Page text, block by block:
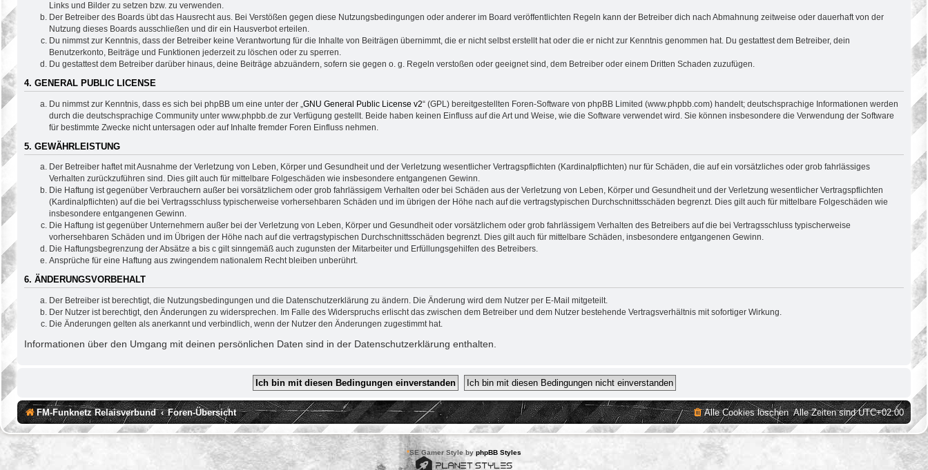
Links und Bilder zu setzen bzw. zu verwenden.
Der Betreiber des Boards übt das Hausrecht aus. Bei Verstößen gegen diese Nutzungsbedingungen oder anderer im Board veröffentlichten Regeln kann der Betreiber dich nach Abmahnung zeitweise oder dauerhaft von der
Nutzung dieses Boards ausschließen und dir ein Hausverbot erteilen.
Du nimmst zur Kenntnis, dass der Betreiber keine Verantwortung für die Inhalte von Beiträgen übernimmt, die er nicht selbst erstellt hat oder die er nicht zur Kenntnis genommen hat. Du gestattest dem Betreiber, dein
Benutzerkonto, Beiträge und Funktionen jederzeit zu löschen oder zu sperren.
Du gestattest dem Betreiber darüber hinaus, deine Beiträge abzuändern, sofern sie gegen o. g. Regeln verstoßen oder geeignet sind, dem Betreiber oder einem Dritten Schaden zuzufügen.
4. GENERAL PUBLIC LICENSE
Du nimmst zur Kenntnis, dass es sich bei phpBB um eine unter der „ GNU General Public License v2“ (GPL) bereitgestellten Foren-Software von phpBB Limited (www.phpbb.com) handelt; deutschsprachige Informationen werden
durch die deutschsprachige Community unter www.phpbb.de zur Verfügung gestellt. Beide haben keinen Einfluss auf die Art und Weise, wie die Software verwendet wird. Sie können insbesondere die Verwendung der Software
für bestimmte Zwecke nicht untersagen oder auf Inhalte fremder Foren Einfluss nehmen.
5. GEWÄHRLEISTUNG
Der Betreiber haftet mit Ausnahme der Verletzung von Leben, Körper und Gesundheit und der Verletzung wesentlicher Vertragspflichten (Kardinalpflichten) nur für Schäden, die auf ein vorsätzliches oder grob fahrlässiges
Verhalten zurückzuführen sind. Dies gilt auch für mittelbare Folgeschäden wie insbesondere entgangenen Gewinn.
Die Haftung ist gegenüber Verbrauchern außer bei vorsätzlichem oder grob fahrlässigem Verhalten oder bei Schäden aus der Verletzung von Leben, Körper und Gesundheit und der Verletzung wesentlicher Vertragspflichten
(Kardinalpflichten) auf die bei Vertragsschluss typischerweise vorhersehbaren Schäden und im übrigen der Höhe nach auf die vertragstypischen Durchschnittsschäden begrenzt. Dies gilt auch für mittelbare Folgeschäden wie
insbesondere entgangenen Gewinn.
Die Haftung ist gegenüber Unternehmern außer bei der Verletzung von Leben, Körper und Gesundheit oder vorsätzlichem oder grob fahrlässigem Verhalten des Betreibers auf die bei Vertragsschluss typischerweise
vorhersehbaren Schäden und im Übrigen der Höhe nach auf die vertragstypischen Durchschnittsschäden begrenzt. Dies gilt auch für mittelbare Schäden, insbesondere entgangenen Gewinn.
Die Haftungsbegrenzung der Absätze a bis c gilt sinngemäß auch zugunsten der Mitarbeiter und Erfüllungsgehilfen des Betreibers.
Ansprüche für eine Haftung aus zwingendem nationalem Recht bleiben unberührt.
6. ÄNDERUNGSVORBEHALT
Der Betreiber ist berechtigt, die Nutzungsbedingungen und die Datenschutzerklärung zu ändern. Die Änderung wird dem Nutzer per E-Mail mitgeteilt.
Der Nutzer ist berechtigt, den Änderungen zu widersprechen. Im Falle des Widerspruchs erlischt das zwischen dem Betreiber und dem Nutzer bestehende Vertragsverhältnis mit sofortiger Wirkung.
Die Änderungen gelten als anerkannt und verbindlich, wenn der Nutzer den Änderungen zugestimmt hat.
Informationen über den Umgang mit deinen persönlichen Daten sind in der Datenschutzerklärung enthalten.
FM-Funknetz Relaisverbund Foren-Übersicht Alle Zeiten sindUTC+02:00
Alle Cookies löschen
*SE Gamer Style by phpBB Styles